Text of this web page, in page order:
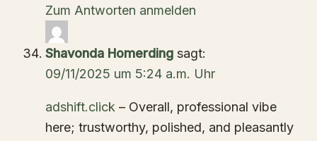
Zum Antworten anmelden
Shavonda Homerding sagt:
09/11/2025 um 5:24 a.m. Uhr
adshift.click – Overall, professional vibe
here; trustworthy, polished, and pleasantly